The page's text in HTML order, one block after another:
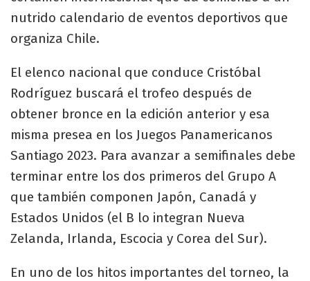
nutrido calendario de eventos deportivos que
organiza Chile.
El elenco nacional que conduce Cristóbal
Rodríguez buscará el trofeo después de
obtener bronce en la edición anterior y esa
misma presea en los Juegos Panamericanos
Santiago 2023. Para avanzar a semifinales debe
terminar entre los dos primeros del Grupo A
que también componen Japón, Canadá y
Estados Unidos (el B lo integran Nueva
Zelanda, Irlanda, Escocia y Corea del Sur).
En uno de los hitos importantes del torneo, la